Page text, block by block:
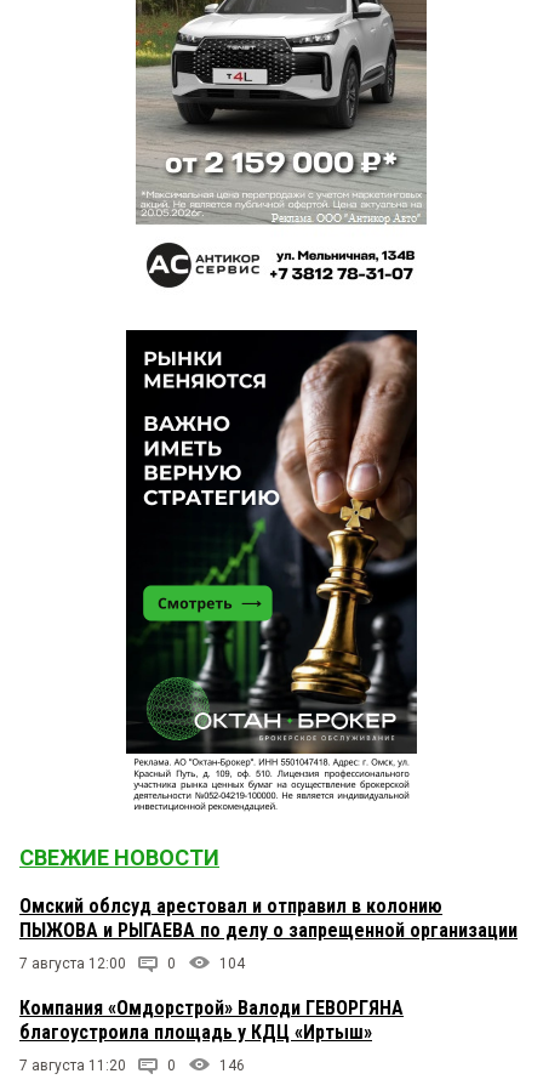
СВЕЖИЕ НОВОСТИ
Омский облсуд арестовал и отправил в колонию
ПЫЖОВА и РЫГАЕВА по делу о запрещенной организации
7 августа 12:00 0 104
Компания «Омдорстрой» Валоди ГЕВОРГЯНА
благоустроила площадь у КДЦ «Иртыш»
7 августа 11:20 0 146